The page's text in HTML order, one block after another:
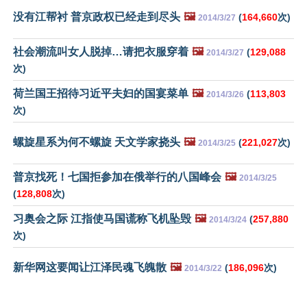
没有江帮衬 普京政权已经走到尽头 🖼️ 2014/3/27 (164,660次)
社会潮流叫女人脱掉…请把衣服穿着 🖼️ 2014/3/27 (129,088
次)
荷兰国王招待习近平夫妇的国宴菜单 🖼️ 2014/3/26 (113,803
次)
螺旋星系为何不螺旋 天文学家挠头 🖼️ 2014/3/25 (221,027次)
普京找死！七国拒参加在俄举行的八国峰会 🖼️ 2014/3/25
(128,808次)
习奥会之际 江指使马国谎称飞机坠毁 🖼️ 2014/3/24 (257,880
次)
新华网这要闻让江泽民魂飞魄散 🖼️ 2014/3/22 (186,096次)